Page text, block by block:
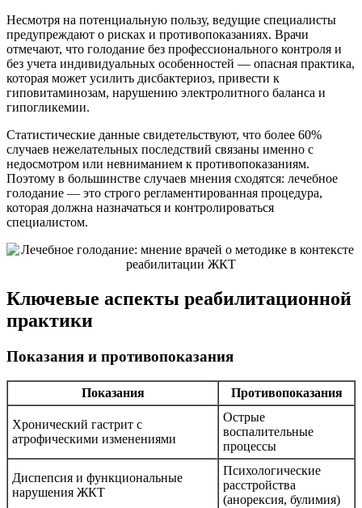
Несмотря на потенциальную пользу, ведущие специалисты
предупреждают о рисках и противопоказаниях. Врачи
отмечают, что голодание без профессионального контроля и
без учета индивидуальных особенностей — опасная практика,
которая может усилить дисбактериоз, привести к
гиповитаминозам, нарушению электролитного баланса и
гипогликемии.
Статистические данные свидетельствуют, что более 60%
случаев нежелательных последствий связаны именно с
недосмотром или невниманием к противопоказаниям.
Поэтому в большинстве случаев мнения сходятся: лечебное
голодание — это строго регламентированная процедура,
которая должна назначаться и контролироваться
специалистом.
Ключевые аспекты реабилитационной
практики
Показания и противопоказания
Показания Противопоказания
Хронический гастрит с
атрофическими изменениями
Острые
воспалительные
процессы
Диспепсия и функциональные
нарушения ЖКТ
Психологические
расстройства
(анорексия, булимия)